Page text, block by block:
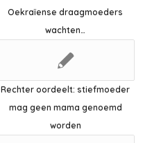
Oekraïense draagmoeders
wachten…
Rechter oordeelt: stiefmoeder
mag geen mama genoemd
worden